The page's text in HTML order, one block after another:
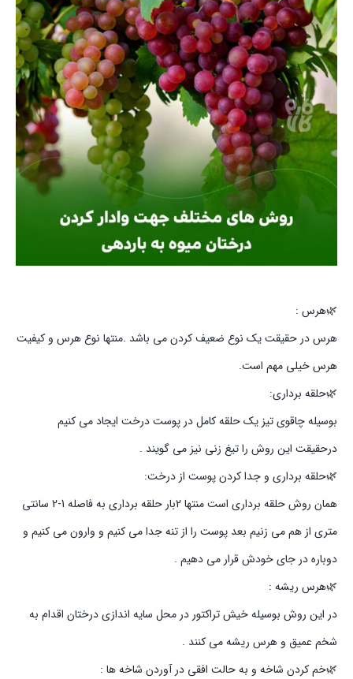
🌿هرس :
هرس در حقیقت یک نوع ضعیف کردن می باشد .منتها نوع هرس و کیفیت
هرس خیلی مهم است.
🌿حلقه برداری:
بوسیله چاقوی تیز یک حلقه کامل در پوست درخت ایجاد می کنیم
درحقیقت این روش را تیغ زنی نیز می گویند .
🌿حلقه برداری و جدا کردن پوست از درخت:
همان روش حلقه برداری است منتها 2بار حلقه برداری به فاصله 1-2 سانتی
متری از هم می زنیم بعد پوست را از تنه جدا می کنیم و وارون می کنیم و
دوباره در جای خودش قرار می دهیم .
🌿هرس ریشه :
در این روش بوسیله خیش تراکتور در محل سایه اندازی درختان اقدام به
شخم عمیق و هرس ریشه می کنند .
🌿خم کردن شاخه و به حالت افقی در آوردن شاخه ها :